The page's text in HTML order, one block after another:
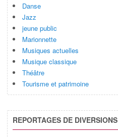
Danse
Jazz
jeune public
Marionnette
Musiques actuelles
Musique classique
Théâtre
Tourisme et patrimoine
REPORTAGES DE DIVERSIONS